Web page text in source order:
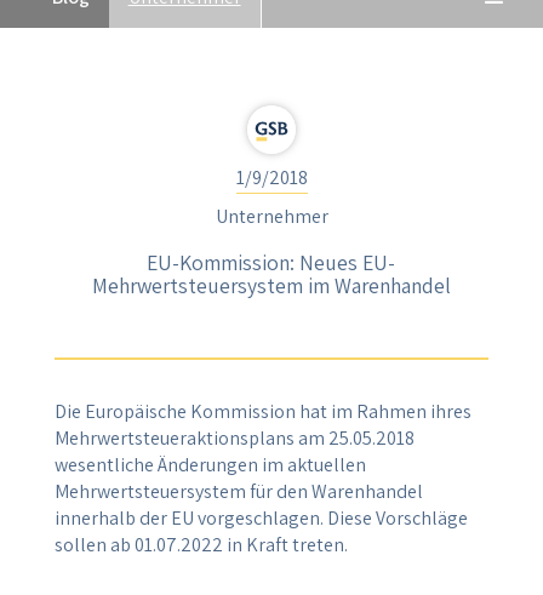
EU-Kommission: Neues EU-
Mehrwertsteuersystem im Warenhandel
1/9/2018
Unternehmer
Die Europäische Kommission hat im Rahmen ihres
Mehrwertsteueraktionsplans am 25.05.2018
wesentliche Änderungen im aktuellen
Mehrwertsteuersystem für den Warenhandel
innerhalb der EU vorgeschlagen. Diese Vorschläge
sollen ab 01.07.2022 in Kraft treten.